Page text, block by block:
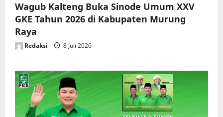
Wagub Kalteng Buka Sinode Umum XXV
GKE Tahun 2026 di Kabupaten Murung
Raya
Redaksi 8 Juli 2026